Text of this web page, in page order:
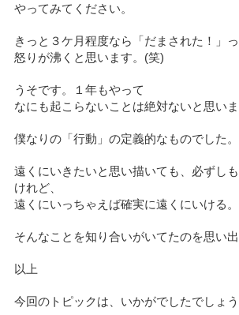
やってみてください。
きっと３ケ月程度なら「だまされた！」
怒りが沸くと思います。(笑)
うそです。１年もやって
なにも起こらないことは絶対ないと思いま
僕なりの「行動」の定義的なものでした。
遠くにいきたいと思い描いても、必ずし
けれど、
遠くにいっちゃえば確実に遠くにいける。
そんなことを知り合いがいてたのを思い出
以上
今回のトピックは、いかがでしたでしょう